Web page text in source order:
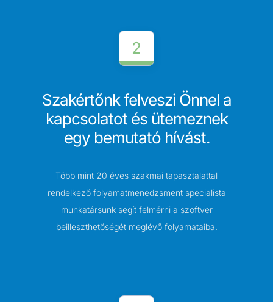
2
Szakértőnk felveszi Önnel a
kapcsolatot és ütemeznek
egy bemutató hívást.
Több mint 20 éves szakmai tapasztalattal
rendelkező folyamatmenedzsment specialista
munkatársunk segít felmérni a szoftver
beilleszthetőségét meglévő folyamataiba.